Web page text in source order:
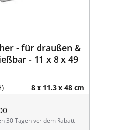
- für draußen &
- 11 x 8 x 49
8 x 11.3 x 48 cm
30 Tagen vor dem Rabatt